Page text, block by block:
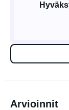
Arvioinnit